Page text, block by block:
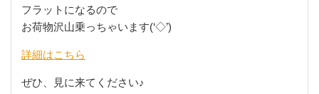
フラットになるので
お荷物沢山乗っちゃいます(‘◇’)
詳細はこちら
ぜひ、見に来てください♪